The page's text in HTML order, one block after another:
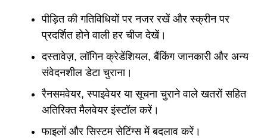
पीड़ित की गतिविधियों पर नजर रखें और स्क्रीन पर
प्रदर्शित होने वाली हर चीज देखें।
दस्तावेज़, लॉगिन क्रेडेंशियल, बैंकिंग जानकारी और अन्य
संवेदनशील डेटा चुराना।
रैनसमवेयर, स्पाइवेयर या सूचना चुराने वाले खतरों सहित
अतिरिक्त मैलवेयर इंस्टॉल करें।
फाइलों और सिस्टम सेटिंग्स में बदलाव करें।